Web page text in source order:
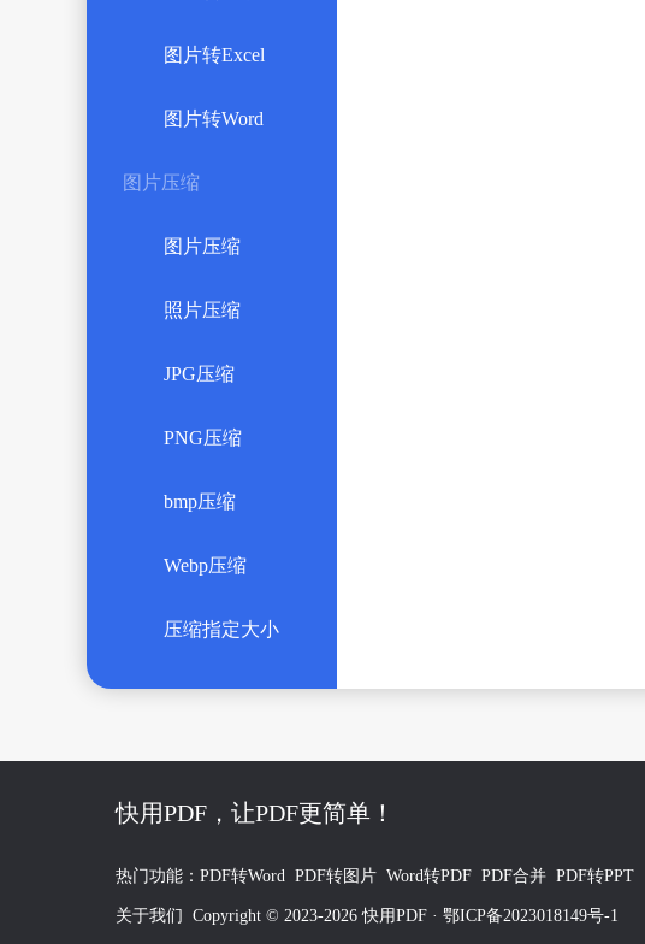
图片转Excel
图片转Word
图片压缩
图片压缩
照片压缩
JPG压缩
PNG压缩
bmp压缩
Webp压缩
压缩指定大小
快用PDF，让PDF更简单！
热门功能： PDF转Word PDF转图片 Word转PDF PDF合并 PDF转PPT
关于我们 Copyright © 2023-2026 快用PDF · 鄂ICP备2023018149号-1